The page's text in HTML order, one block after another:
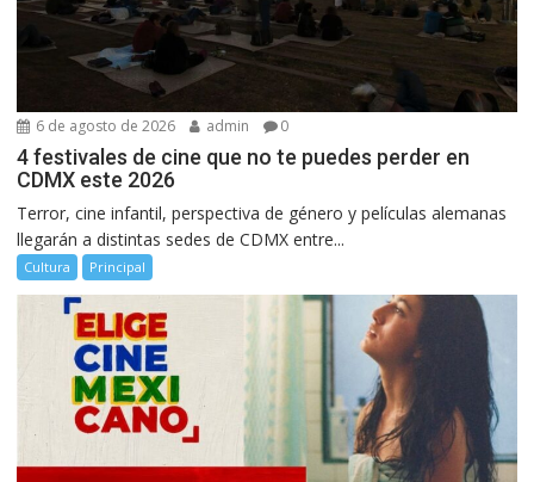
6 de agosto de 2026 admin 0
4 festivales de cine que no te puedes perder en
CDMX este 2026
Terror, cine infantil, perspectiva de género y películas alemanas
llegarán a distintas sedes de CDMX entre...
Cultura Principal